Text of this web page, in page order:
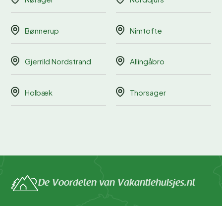
Bønnerup Nimtofte
Gjerrild Nordstrand Allingåbro
Holbæk Thorsager
De Voordelen van Vakantiehuisjes.nl